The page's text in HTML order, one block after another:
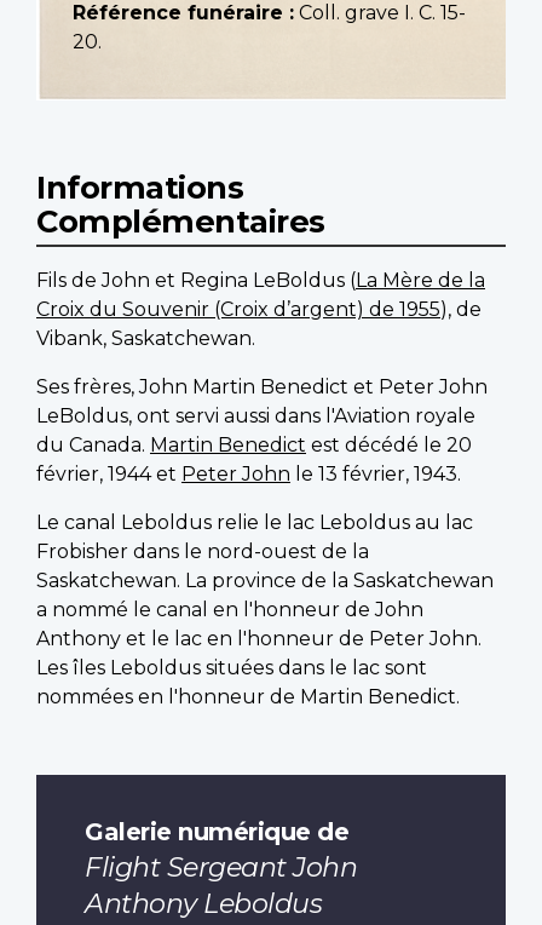
Référence funéraire : Coll. grave I. C. 15-
20.
Informations
Complémentaires
Fils de John et Regina LeBoldus (La Mère de la
Croix du Souvenir (Croix d’argent) de 1955), de
Vibank, Saskatchewan.
Ses frères, John Martin Benedict et Peter John
LeBoldus, ont servi aussi dans l'Aviation royale
du Canada. Martin Benedict est décédé le 20
février, 1944 et Peter John le 13 février, 1943.
Le canal Leboldus relie le lac Leboldus au lac
Frobisher dans le nord-ouest de la
Saskatchewan. La province de la Saskatchewan
a nommé le canal en l'honneur de John
Anthony et le lac en l'honneur de Peter John.
Les îles Leboldus situées dans le lac sont
nommées en l'honneur de Martin Benedict.
Galerie numérique de
Flight Sergeant John
Anthony Leboldus